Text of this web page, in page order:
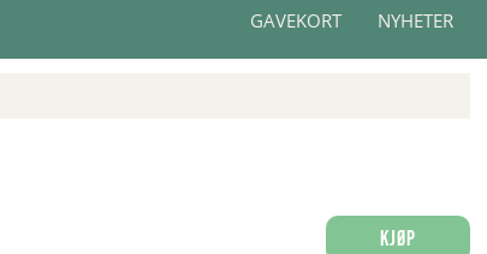
NYHETER
GAVEKORT
Kjøp